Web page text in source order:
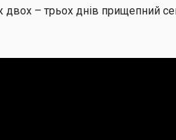
– трьох днів прищепний